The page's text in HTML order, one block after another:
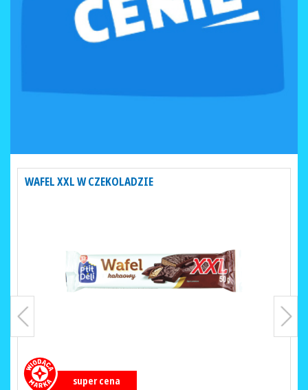
WAFEL XXL W CZEKOLADZIE
super cena